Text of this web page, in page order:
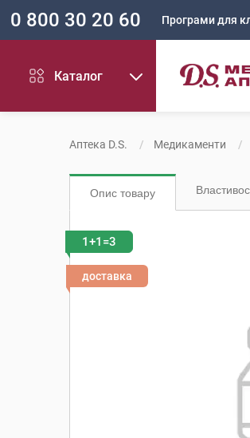
0 800 30 20 60 Програми для
Каталог
Аптека D.S. Медикаменти
Опис товару
1+1=3
доставка